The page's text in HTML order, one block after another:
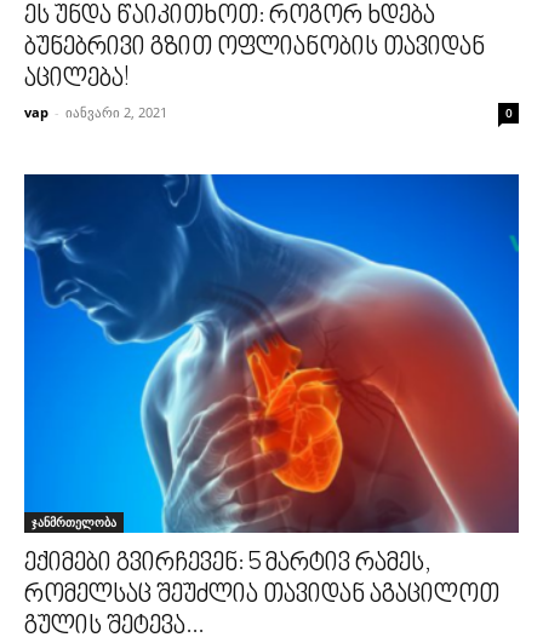
ეს უნდა წაიკითხოთ: როგორ ხდება
ბუნებრივი გზით ოფლიანობის თავიდან
აცილება!
vap - იანვარი 2, 2021 0
ჯანმრთელობა
ექიმები გვირჩევენ: 5 მარტივ რამეს,
რომელსაც შეუძლია თავიდან აგაცილოთ
გულის შეტევა...